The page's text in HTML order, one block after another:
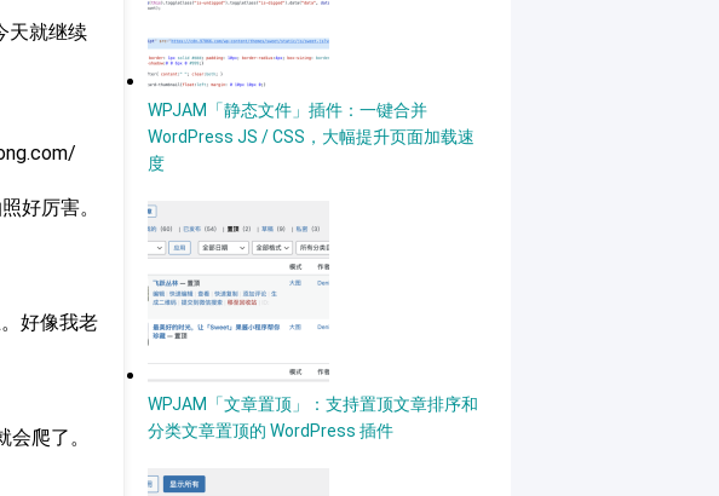
天就继续
好厉害。
好像我老
爬了。
WPJAM「静态文件」插件：一键合并
WordPress JS / CSS，大幅提升页面加载速
度
WPJAM「文章置顶」：支持置顶文章排序和
分类文章置顶的 WordPress 插件